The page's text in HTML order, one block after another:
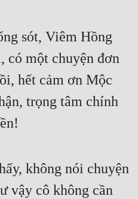
sót, Viêm Hồng
có một chuyện đơn
hết cảm ơn Mộc
trọng tâm chính
không nói chuyện
vậy cô không cần